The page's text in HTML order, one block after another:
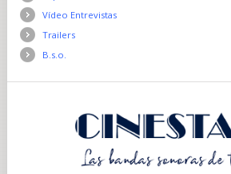
Vídeo Entrevistas
Trailers
B.s.o.